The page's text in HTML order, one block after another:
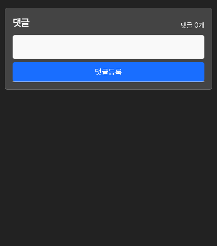
댓글 댓글 0개
댓글등록